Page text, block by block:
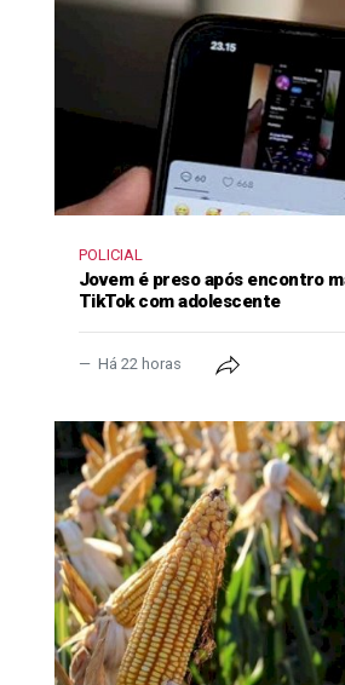
POLICIAL
Jovem é preso após encontro
TikTok com adolescente
Há 22 horas